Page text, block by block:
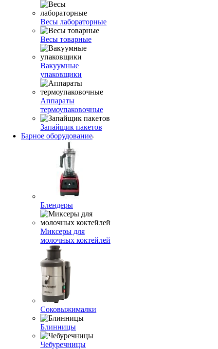
Весы лабораторные
Весы товарные
Вакуумные
упаковщики
Аппараты
термоупаковочные
Запайщик пакетов
Барное оборудование
Блендеры
Миксеры для
молочных коктейлей
Соковыжималки
Блинницы
Чебуречницы